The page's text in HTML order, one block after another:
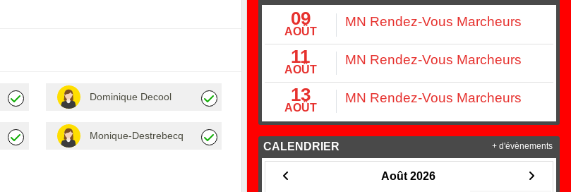
Dominique Decool
Monique-Destrebecq
09
AOÛT
MN Rendez-Vous Marcheurs
11
AOÛT
MN Rendez-Vous Marcheurs
13
AOÛT
MN Rendez-Vous Marcheurs
CALENDRIER
Août 2026
+ d'évènements